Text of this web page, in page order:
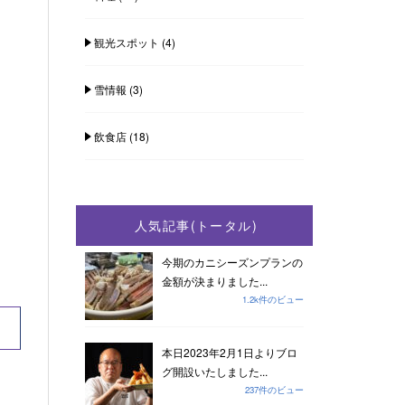
観光スポット (4)
雪情報 (3)
飲食店(18)
人気記事(トータル)
今期のカニシーズンプランの
金額が決まりました...
1.2k件のビュー
本日2023年2月1日よりブロ
グ開設いたしました...
237件のビュー